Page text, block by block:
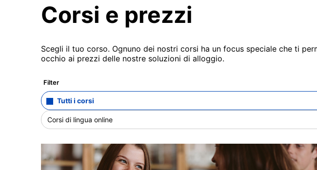
Corsi e prezzi
Scegli il tuo corso. Ognuno dei nostri corsi ha un focus speciale che ti
occhio ai prezzi delle nostre soluzioni di alloggio.
Filter
Tutti i corsi
Corsi di lingua online